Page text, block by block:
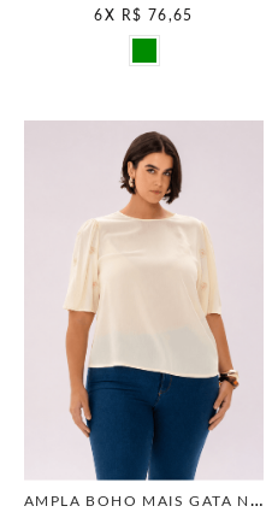
6 X R$ 76,65
AMPLA BOHO MAIS GATA NEW AREIA